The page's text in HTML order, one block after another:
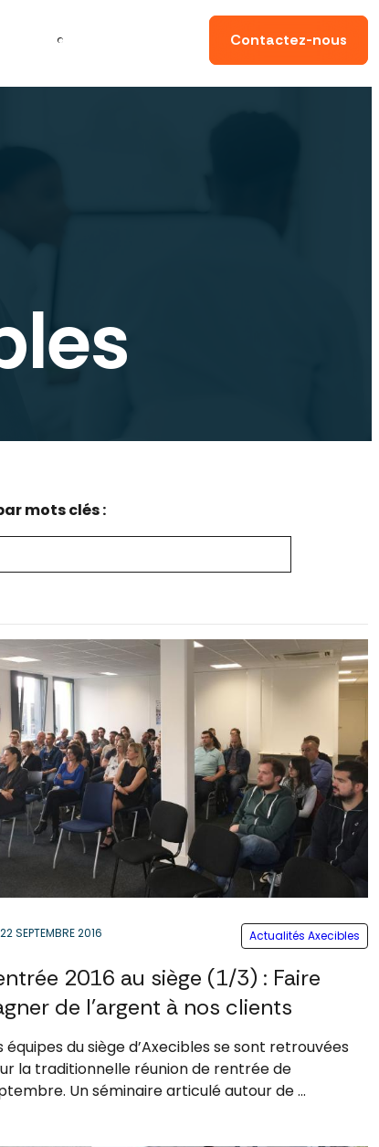
digitale
Contactez-nous
mots clés :
22 SEPTEMBRE 2016 Actualités Axecibles
2016 au siège (1/3) : Faire
de l’argent à nos clients
équipes du siège d’Axecibles se sont retrouvées
la traditionnelle réunion de rentrée de
Un séminaire articulé autour de ...